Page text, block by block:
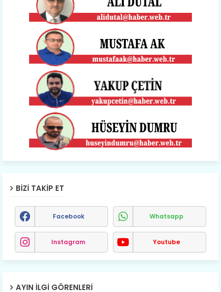
BIZI TAKIP ET
Facebook Whatsapp
Instagram Youtube
AYIN İLGI GÖRENLERI